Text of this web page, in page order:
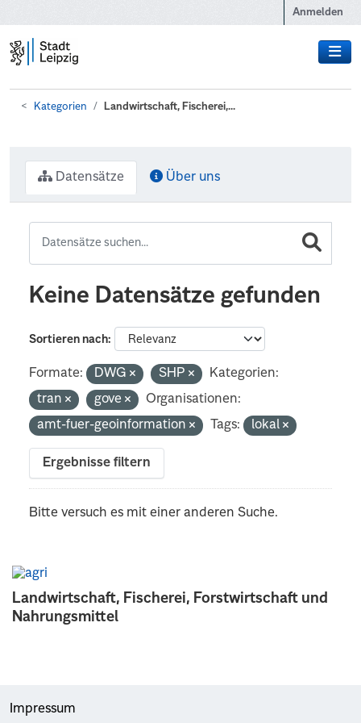
Anmelden
Kategorien Landwirtschaft, Fischerei,...
Landwirtschaft, Fischerei, Forstwirtschaft und
Nahrungsmittel
Datensätze Über uns
Keine Datensätze gefunden
Sortieren nach
Formate: DWG SHP
Kategorien:
tran
gove
Organisationen:
amt-fuer-geoinformation
Tags: lokal
Ergebnisse filtern
Bitte versuch es mit einer anderen Suche.
Impressum